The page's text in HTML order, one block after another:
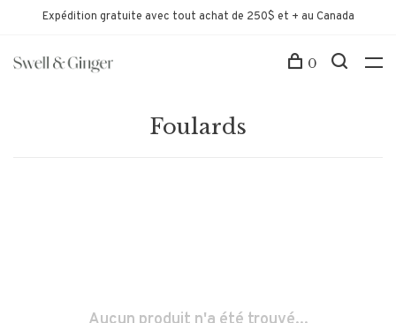
Expédition gratuite avec tout achat de 250$ et + au Canada
0
Foulards